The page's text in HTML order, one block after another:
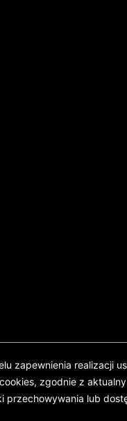
zapewnienia realizacji
zgodnie z
przechowywania lub